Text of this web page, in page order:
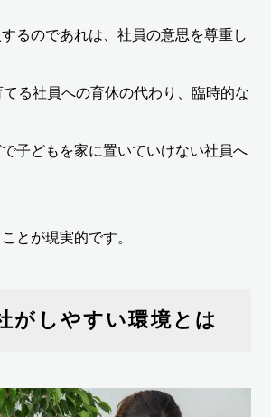
るのであれは、社員の意思を尊重し
てる社員への育休の代わり、臨時的な
で子どもを家に置いていけない社員へ
とが現実的です。
がしやすい環境とは